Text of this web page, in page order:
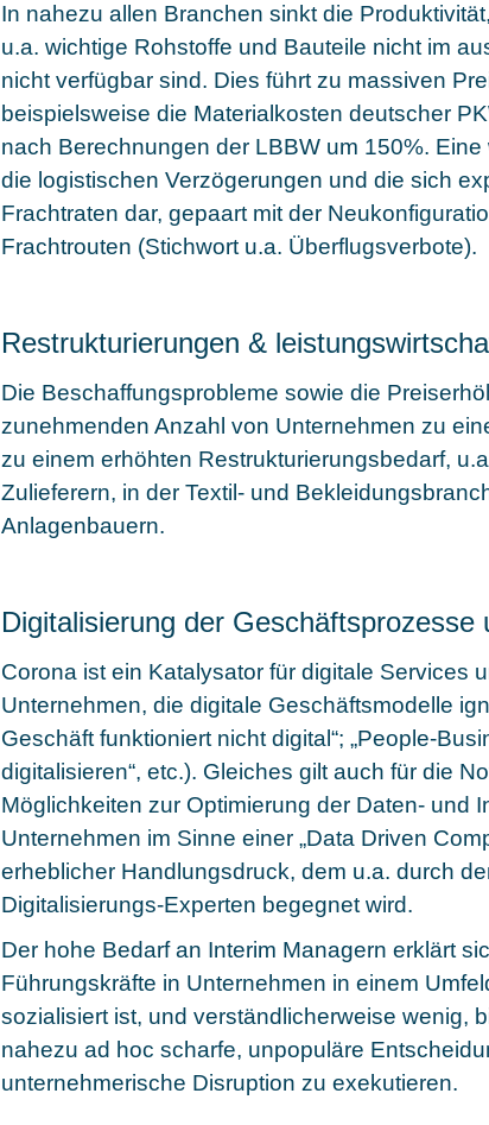
In nahezu allen Branchen sinkt die
u.a. wichtige Rohstoffe und Bauteile nicht im
nicht verfügbar sind. Dies führt zu massiven
beispielsweise die Materialkosten deutscher
nach Berechnungen der LBBW um 150%.
die logistischen Verzögerungen und die sich
Frachtraten dar, gepaart mit der
Frachtrouten (Stichwort u.a. Überflugsverbote).
Restrukturierungen &
Die Beschaffungsprobleme sowie die
zunehmenden Anzahl von Unternehmen zu
zu einem erhöhten Restrukturierungsbedarf,
Zulieferern, in der Textil- und
Anlagenbauern.
Digitalisierung der Geschäftsprozesse
Corona ist ein Katalysator für digitale Services
Unternehmen, die digitale Geschäftsmodelle
Geschäft funktioniert nicht digital“; „People-
digitalisieren“, etc.). Gleiches gilt auch für die
Möglichkeiten zur Optimierung der Daten- und
Unternehmen im Sinne einer „Data Driven
erheblicher Handlungsdruck, dem u.a. durch
Digitalisierungs-Experten begegnet wird.
Der hohe Bedarf an Interim Managern erklärt
Führungskräfte in Unternehmen in einem
sozialisiert ist, und verständlicherweise wenig,
nahezu ad hoc scharfe, unpopuläre
unternehmerische Disruption zu exekutieren.